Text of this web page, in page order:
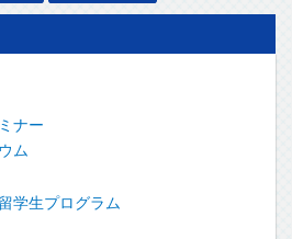
ナー
ム
学生プログラム